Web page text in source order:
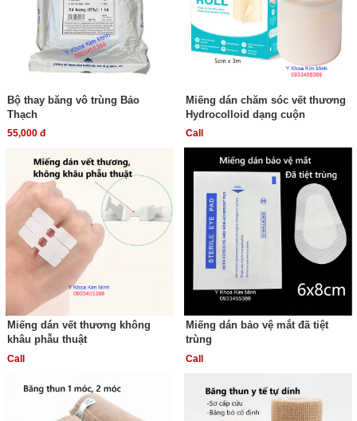
Bộ thay băng vô trùng Bảo
Thạch
55,000 đ
Miếng dán chăm sóc vết thương
Hydrocolloid dạng cuộn
Call
Miếng dán vết thương không
khâu phẫu thuật
Call
Miếng dán bảo vệ mắt đã tiệt
trùng
Call